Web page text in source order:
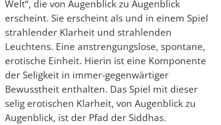
Welt“, die von Augenblick zu Augenblick
erscheint. Sie erscheint als und in einem Spiel
strahlender Klarheit und strahlenden
Leuchtens. Eine anstrengungslose, spontane,
erotische Einheit. Hierin ist eine Komponente
der Seligkeit in immer-gegenwärtiger
Bewusstheit enthalten. Das Spiel mit dieser
selig erotischen Klarheit, von Augenblick zu
Augenblick, ist der Pfad der Siddhas.